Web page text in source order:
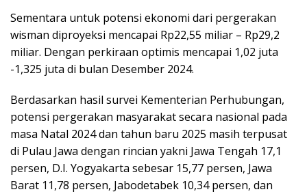
Sementara untuk potensi ekonomi dari pergerakan
wisman diproyeksi mencapai Rp22,55 miliar – Rp29,2
miliar. Dengan perkiraan optimis mencapai 1,02 juta
-1,325 juta di bulan Desember 2024.
Berdasarkan hasil survei Kementerian Perhubungan,
potensi pergerakan masyarakat secara nasional pada
masa Natal 2024 dan tahun baru 2025 masih terpusat
di Pulau Jawa dengan rincian yakni Jawa Tengah 17,1
persen, D.I. Yogyakarta sebesar 15,77 persen, Jawa
Barat 11,78 persen, Jabodetabek 10,34 persen, dan